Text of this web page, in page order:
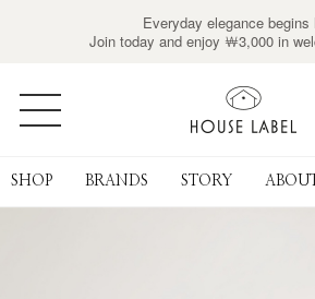
Everyday elegance begins
Join today and enjoy ￦3,000 in
SHOP BRANDS STORY